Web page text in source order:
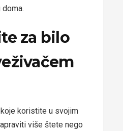
za bilo
koristite u svojim
više štete nego